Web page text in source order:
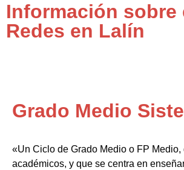
Información sobre
Redes en Lalín
Grado Medio
«Un Ciclo de Grado Medio o FP
académicos, y que se centra en